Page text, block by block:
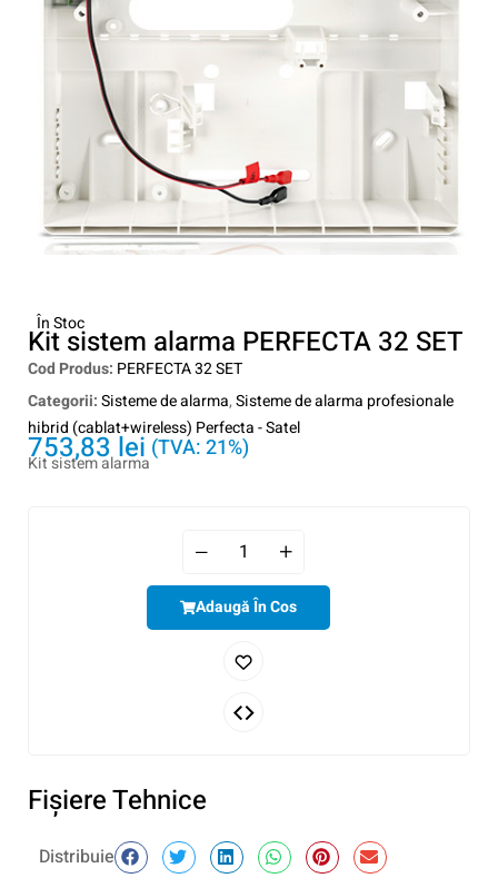
În Stoc
Kit sistem alarma PERFECTA 32 SET
Cod Produs: PERFECTA 32 SET
Categorii:Sisteme de alarma,Sisteme de alarma profesionale
hibrid (cablat+wireless) Perfecta - Satel
753,83lei (TVA: 21%)
Kit sistem alarma
Adaugă În Cos
Fişiere Tehnice
Distribuie